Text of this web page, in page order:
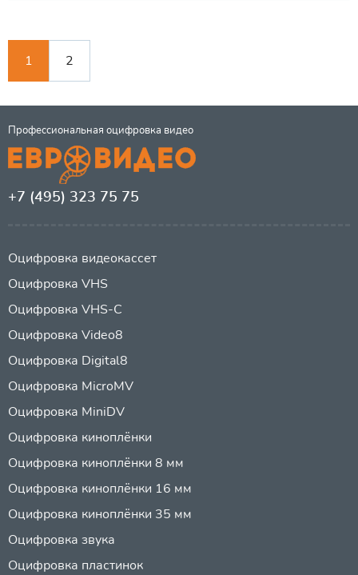
1 2
Профессиональная оцифровка видео
+7 (495) 323 75 75
Оцифровка видеокассет
Оцифровка VHS
Оцифровка VHS-C
Оцифровка Video8
Оцифровка Digital8
Оцифровка MicroMV
Оцифровка MiniDV
Оцифровка киноплёнки
Оцифровка киноплёнки 8 мм
Оцифровка киноплёнки 16 мм
Оцифровка киноплёнки 35 мм
Оцифровка звука
Оцифровка пластинок